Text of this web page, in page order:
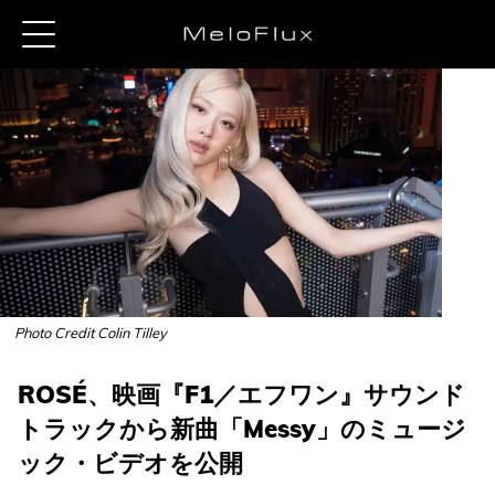
Photo Credit Colin Tilley
ROSÉ、映画『F1／エフワン』サウンド
トラックから新曲「Messy」のミュージ
ック・ビデオを公開